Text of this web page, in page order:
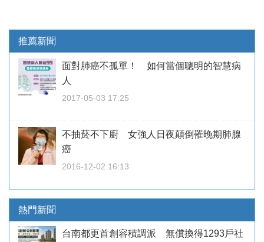
推薦新聞
面對肺癌不孤單！ 如何當個聰明的智慧病
人
2017-05-03 17:25
不抽菸不下廚 女強人日夜顛倒罹晚期肺腺
癌
2016-12-02 16:13
熱門新聞
台南都更首創容積調派 無償換得1293戶社